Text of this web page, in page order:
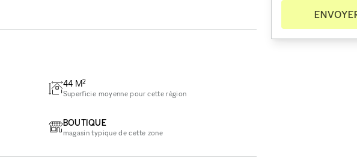
44 M2
Superficie moyenne pour cette région
BOUTIQUE
magasin typique de cette zone